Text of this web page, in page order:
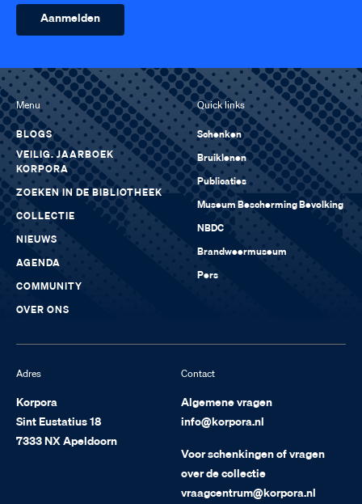
Menu
BLOGS
VEILIG. JAARBOEK
KORPORA
ZOEKEN IN DE BIBLIOTHEEK
COLLECTIE
NIEUWS
AGENDA
COMMUNITY
OVER ONS
Quick links
Schenken
Bruiklenen
Publicaties
Museum Bescherming Bevolking
NBDC
Brandweermuseum
Pers
Adres
Korpora
Sint Eustatius 18
7333 NX Apeldoorn
Contact
Algemene vragen
info@korpora.nl
Voor schenkingen of vragen
over de collectie
vraagcentrum@korpora.nl